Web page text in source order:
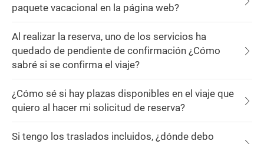
paquete vacacional en la página web?
Al realizar la reserva, uno de los servicios ha
quedado de pendiente de confirmación ¿Cómo
sabré si se confirma el viaje?
¿Cómo sé si hay plazas disponibles en el viaje que
quiero al hacer mi solicitud de reserva?
Si tengo los traslados incluidos, ¿dónde debo